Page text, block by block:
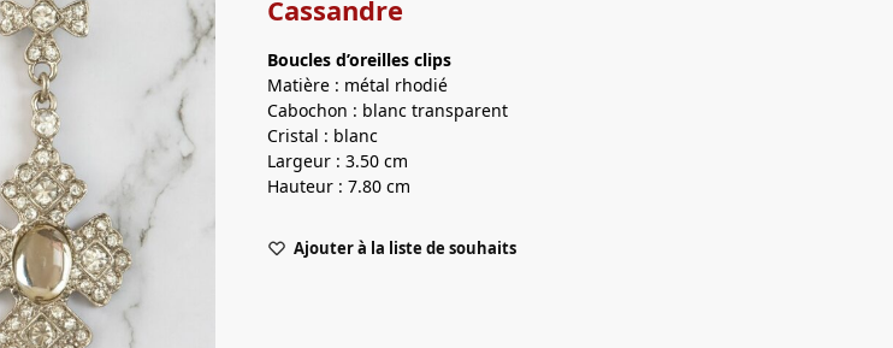
Cassandre
Boucles d’oreilles clips
Matière : métal rhodié
Cabochon : blanc transparent
Cristal : blanc
Largeur : 3.50 cm
Hauteur : 7.80 cm
Ajouter à la liste de souhaits